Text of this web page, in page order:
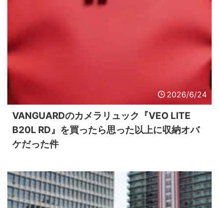
2026/6/24
VANGUARDのカメラリュック『VEO LITE
B20L RD』を買ったら思った以上に収納オバ
ケだった件